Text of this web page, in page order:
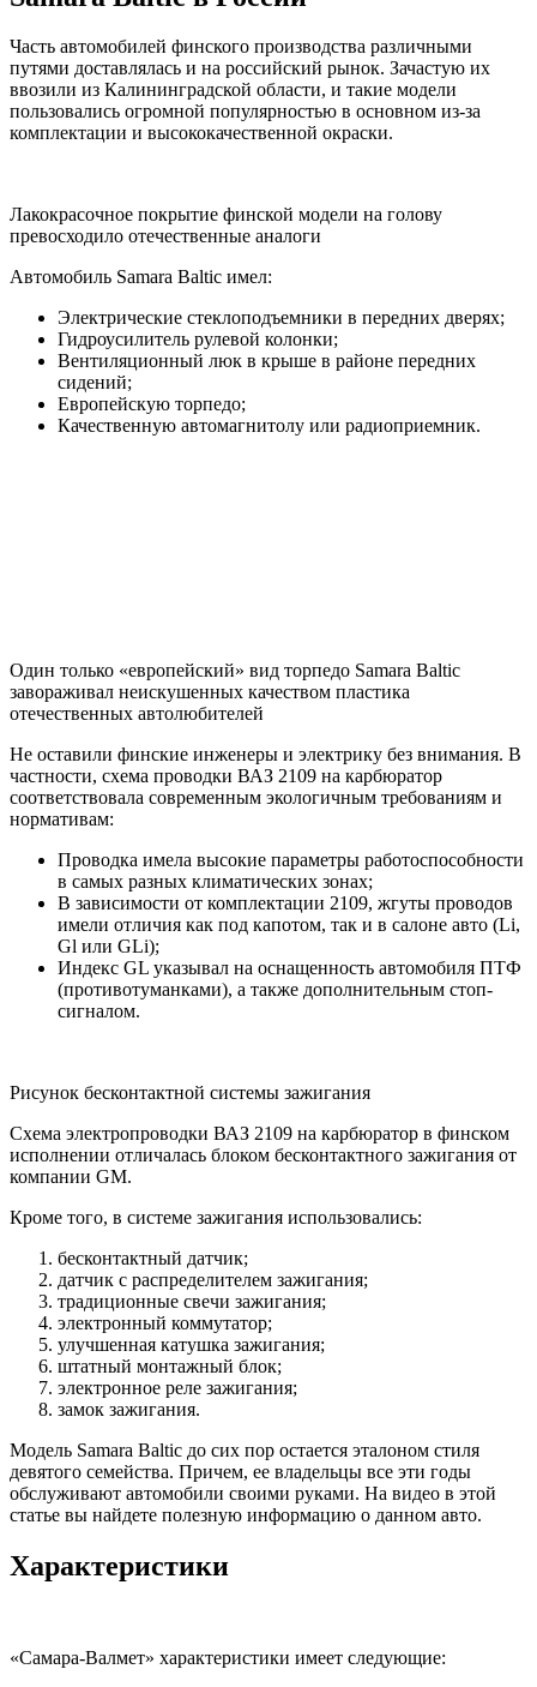
Часть автомобилей финского производства различными
путями доставлялась и на российский рынок. Зачастую их
ввозили из Калининградской области, и такие модели
пользовались огромной популярностью в основном из-за
комплектации и высококачественной окраски.
Лакокрасочное покрытие финской модели на голову
превосходило отечественные аналоги
Автомобиль Samara Baltic имел:
Электрические стеклоподъемники в передних дверях;
Гидроусилитель рулевой колонки;
Вентиляционный люк в крыше в районе передних
сидений;
Европейскую торпедо;
Качественную автомагнитолу или радиоприемник.
Один только «европейский» вид торпедо Samara Baltic
завораживал неискушенных качеством пластика
отечественных автолюбителей
Не оставили финские инженеры и электрику без внимания. В
частности, схема проводки ВАЗ 2109 на карбюратор
соответствовала современным экологичным требованиям и
нормативам:
Проводка имела высокие параметры работоспособности
в самых разных климатических зонах;
В зависимости от комплектации 2109, жгуты проводов
имели отличия как под капотом, так и в салоне авто (Li,
Gl или GLi);
Индекс GL указывал на оснащенность автомобиля ПТФ
(противотуманками), а также дополнительным стоп-
сигналом.
Рисунок бесконтактной системы зажигания
Схема электропроводки ВАЗ 2109 на карбюратор в финском
исполнении отличалась блоком бесконтактного зажигания от
компании GM.
Кроме того, в системе зажигания использовались:
бесконтактный датчик;
датчик с распределителем зажигания;
традиционные свечи зажигания;
электронный коммутатор;
улучшенная катушка зажигания;
штатный монтажный блок;
электронное реле зажигания;
замок зажигания.
Модель Samara Baltic до сих пор остается эталоном стиля
девятого семейства. Причем, ее владельцы все эти годы
обслуживают автомобили своими руками. На видео в этой
статье вы найдете полезную информацию о данном авто.
Характеристики
«Самара-Валмет» характеристики имеет следующие: